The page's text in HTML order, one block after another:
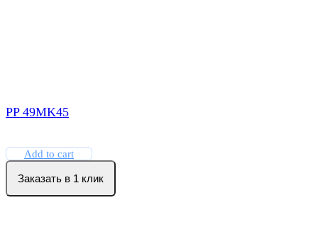
PP 49MK45
Add to cart
Заказать в 1 клик